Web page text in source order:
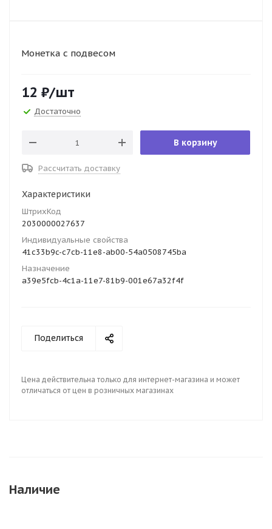
Монетка с подвесом
12 ₽/шт
Достаточно
В корзину
Рассчитать доставку
Характеристики
ШтрихКод
2030000027637
Индивидуальные свойства
41c33b9c-c7cb-11e8-ab00-54a0508745ba
Назначение
a39e5fcb-4c1a-11e7-81b9-001e67a32f4f
Поделиться
Цена действительна только для интернет-магазина и может
отличаться от цен в розничных магазинах
Наличие